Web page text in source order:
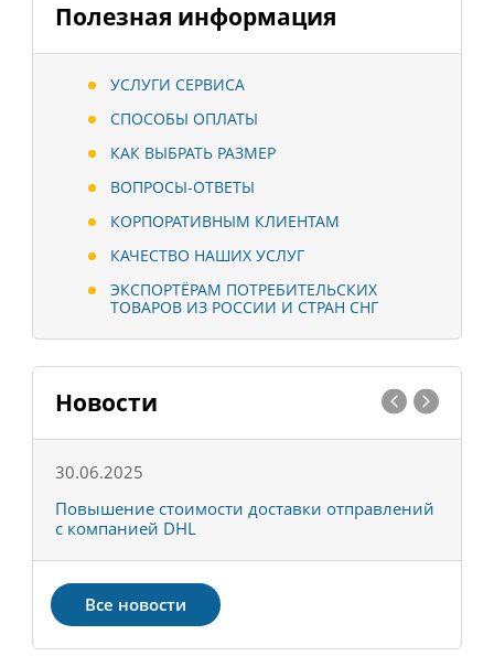
Полезная информация
УСЛУГИ СЕРВИСА
СПОСОБЫ ОПЛАТЫ
КАК ВЫБРАТЬ РАЗМЕР
ВОПРОСЫ-ОТВЕТЫ
КОРПОРАТИВНЫМ КЛИЕНТАМ
КАЧЕСТВО НАШИХ УСЛУГ
ЭКСПОРТЁРАМ ПОТРЕБИТЕЛЬСКИХ
ТОВАРОВ ИЗ РОССИИ И СТРАН СНГ
Новости
30.06.2025
Повышение стоимости доставки отправлений
с компанией DHL
Все новости